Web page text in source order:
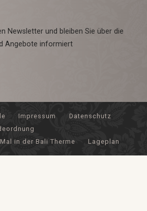
Newsletter und bleiben Sie über die
Angebote informiert
Impressum
Datenschutz
in der Bali Therme
Lageplan